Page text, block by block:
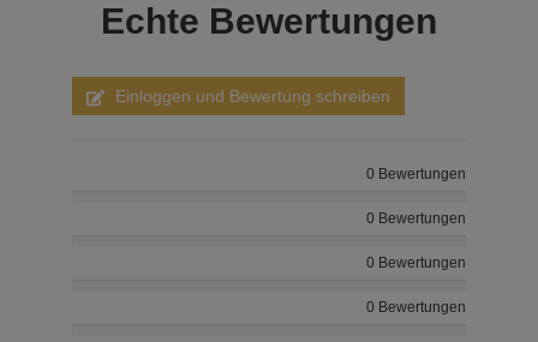
Echte Bewertungen
Einloggen und Bewertung schreiben
0 Bewertungen
0 Bewertungen
0 Bewertungen
0 Bewertungen